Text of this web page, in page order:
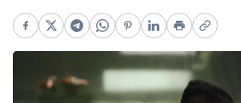
Facebook
X Telegram
WhatsApp
Pinterest
LinkedIn
PrintCopy